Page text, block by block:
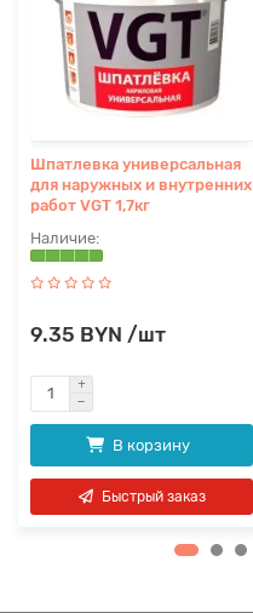
Шпатлевка универсальная
для наружных и внутренних
работ VGT 1,7кг
9.35 BYN /шт
В корзину
Быстрый заказ